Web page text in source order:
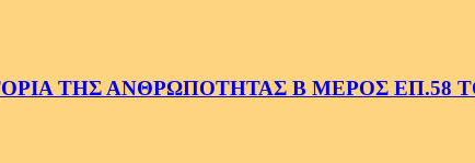
ΤΗΣ ΑΝΘΡΩΠΟΤΗΤΑΣ Β ΜΕΡΟΣ ΕΠ.58